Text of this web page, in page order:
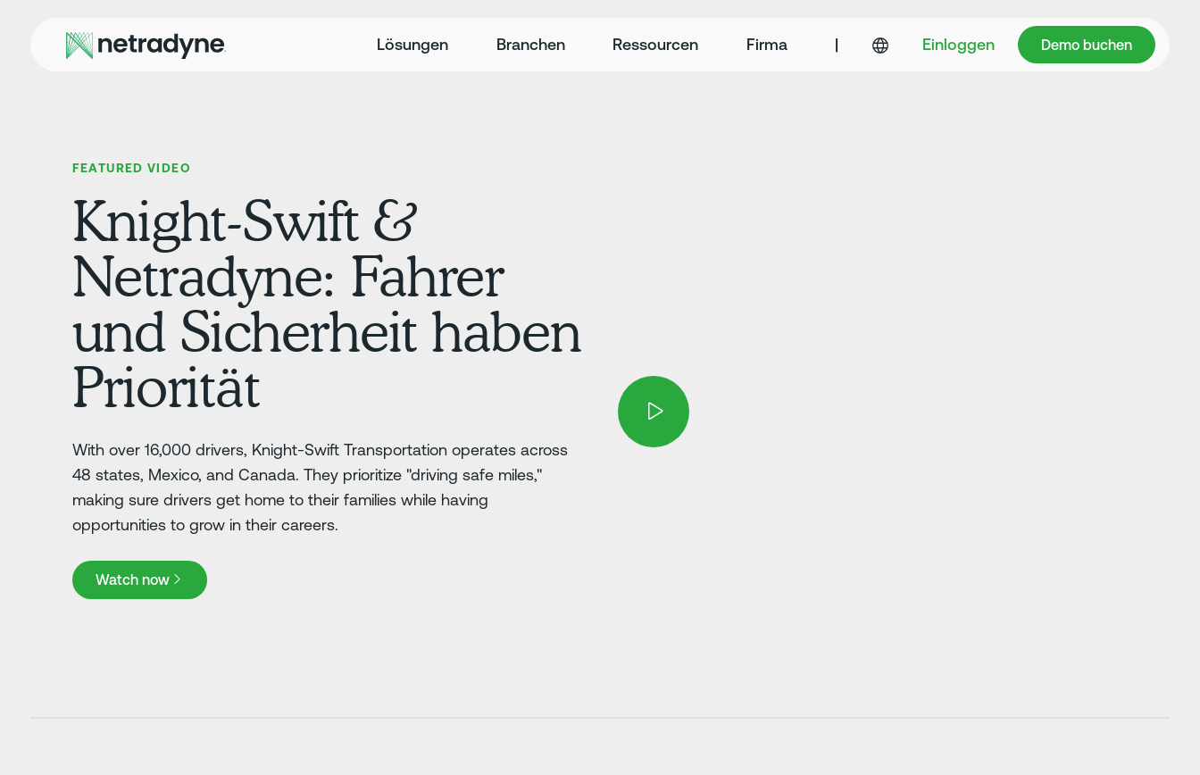
Lösungen Branchen Ressourcen Firma | Einloggen Demo buchen
Demo buchen
FEATURED VIDEO
Knight-Swift &
Netradyne: Fahrer
und Sicherheit haben
Priorität
With over 16,000 drivers, Knight-Swift Transportation operates across
48 states, Mexico, and Canada. They prioritize "driving safe miles,"
making sure drivers get home to their families while having
opportunities to grow in their careers.
Watch now
Watch now